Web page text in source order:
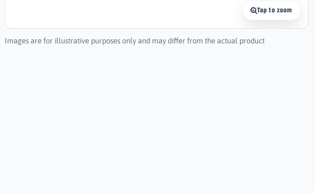
Tap to zoom
Images are for illustrative purposes only and may differ from the actual product